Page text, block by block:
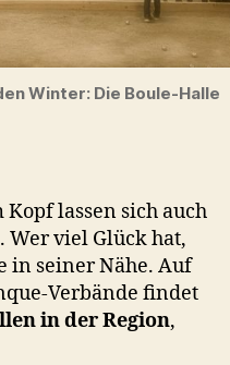
Winter: Die Boule-Halle
lassen sich auch
Wer viel Glück hat,
in seiner Nähe. Auf
Verbände findet
in der Region,